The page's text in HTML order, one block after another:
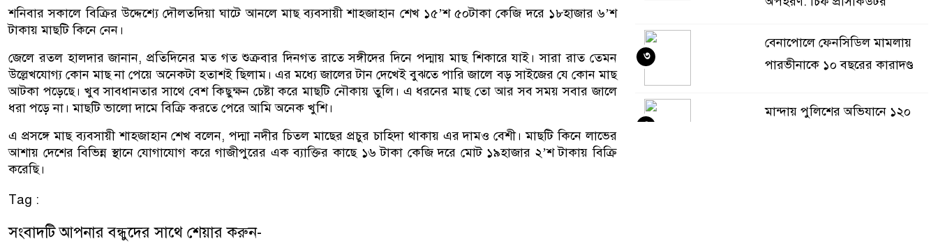
শনিবার সকালে বিক্রির উদ্দেশ্যে দৌলতদিয়া ঘাটে আনলে মাছ ব্যবসায়ী শাহজাহান শেখ ১৫’শ ৫০টাকা কেজি দরে ১৮হাজার ৬’শ
টাকায় মাছটি কিনে নেন।
জেলে রতল হালদার জানান, প্রতিদিনের মত গত শুক্রবার দিনগত রাতে সঙ্গীদের দিনে পদ্মায় মাছ শিকারে যাই। সারা রাত তেমন
উল্লেখযোগ্য কোন মাছ না পেয়ে অনেকটা হতাশই ছিলাম। এর মধ্যে জালের টান দেখেই বুঝতে পারি জালে বড় সাইজের যে কোন মাছ
আটকা পড়েছে। খুব সাবধানতার সাথে বেশ কিছুক্ষন চেষ্টা করে মাছটি নৌকায় তুলি। এ ধরনের মাছ তো আর সব সময় সবার জালে
ধরা পড়ে না। মাছটি ভালো দামে বিক্রি করতে পেরে আমি অনেক খুশি।
এ প্রসঙ্গে মাছ ব্যবসায়ী শাহজাহান শেখ বলেন, পদ্মা নদীর চিতল মাছের প্রচুর চাহিদা থাকায় এর দামও বেশী। মাছটি কিনে লাভের
আশায় দেশের বিভিন্ন স্থানে যোগাযোগ করে গাজীপুরের এক ব্যাক্তির কাছে ১৬ টাকা কেজি দরে মোট ১৯হাজার ২’শ টাকায় বিক্রি
করেছি।
Tag :
সংবাদটি আপনার বন্ধুদের সাথে শেয়ার করুন-
বেনাপোলে ফেনসিডিল মামলায়
পারভীনাকে ১০ বছরের কারাদণ্ড
৩
মান্দায় পুলিশের অভিযানে ১২০
৪